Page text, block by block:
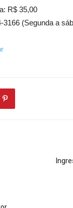
R$ 35,00
3166 (Segunda a